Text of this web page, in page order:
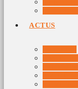
ACTUS